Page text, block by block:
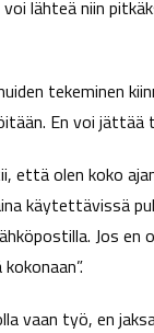
lähteä niin
tekeminen
En voi jättää
että olen koko
käytettävissä
Jos en
vaan työ, en